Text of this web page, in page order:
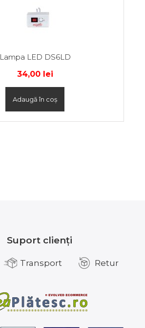
Lampa LED DS6LD
34,00 lei
Adaugă în coș
Suport clienți
Transport Retur